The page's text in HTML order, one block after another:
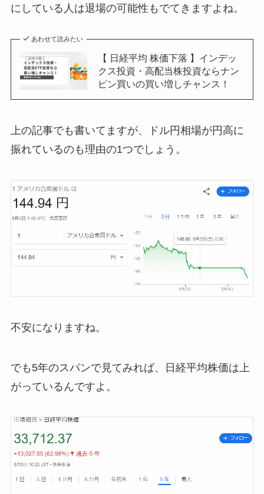
にしている人は退場の可能性もでてきますよね。
あわせて読みたい
【 日経平均 株価下落 】インデッ
クス投資・高配当株投資ならナン
ピン買いの買い増しチャンス！
上の記事でも書いてますが、ドル円相場が円高に
振れているのも理由の1つでしょう。
不安になりますね。
でも5年のスパンで見てみれば、日経平均株価は上
がっているんですよ。